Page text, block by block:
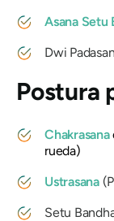
Asana Setu
Dwi
Postura
Chakrasana
rueda)
Ustrasana
Setu